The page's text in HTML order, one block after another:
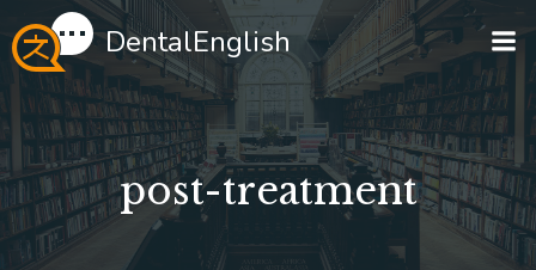
Перейти
к
содержимому
DentalEnglish
post-treatment